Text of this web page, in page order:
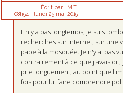
Écrit par : M.T.
08h54 - lundi 25 mai 2015
Il n'y a pas longtemps, je suis
recherches sur internet, sur une
pape à la mosquée. Je n'y ai pas
contrairement à ce que j'avais dit,
prie longuement, au point que
fois pour lui faire comprendre